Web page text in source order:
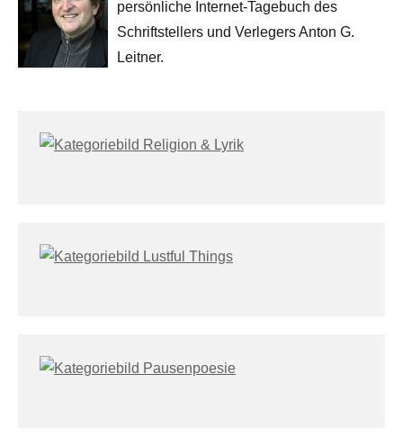
persönliche Internet-Tagebuch des
Schriftstellers und Verlegers Anton G.
Leitner.